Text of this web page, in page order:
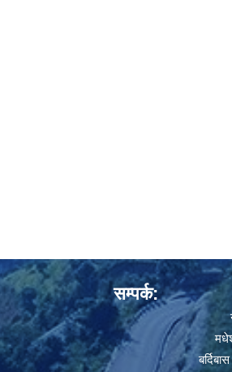
सम्पर्क: